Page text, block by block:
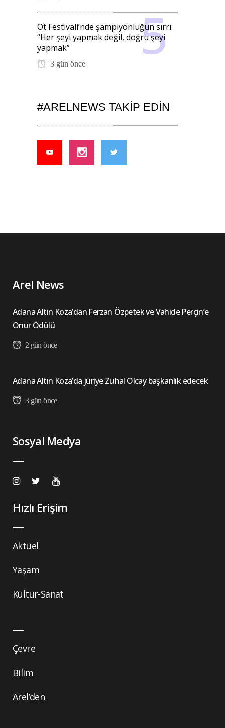
Ot Festivali’nde şampiyonluğun sırrı:
“Her şeyi yapmak değil, doğru şeyi
yapmak”
3 gün önce
#ARELNEWS TAKIP EDIN
Arel News
Adana Altın Koza’dan Ferzan Özpetek ve Vahide Perçin’e
Onur Ödülü
2 gün önce
Adana Altın Koza’da jüriye Zuhal Olcay başkanlık edecek
3 gün önce
Sosyal Medya
Hızlı Erişim
Aktüel
Yaşam
Kültür-Sanat
Çevre
Bilim
Arel’den